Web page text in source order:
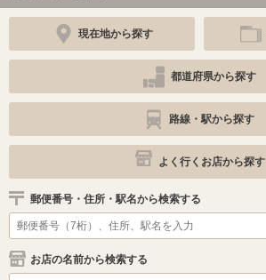
現在地から探す
都道府県から探す
路線・駅から探す
よく行くお店から探す
郵便番号・住所・駅名から検索する
お店の名前から検索する